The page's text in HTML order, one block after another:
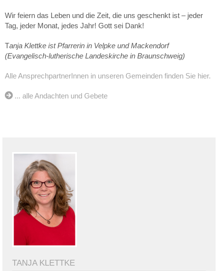
Wir feiern das Leben und die Zeit, die uns geschenkt ist – jeder
Tag, jeder Monat, jedes Jahr! Gott sei Dank!
Tanja Klettke ist Pfarrerin in Velpke und Mackendorf
(Evangelisch-lutherische Landeskirche in Braunschweig)
Alle AnsprechpartnerInnen in unseren Gemeinden finden Sie hier.
... alle Andachten und Gebete
TANJA KLETTKE